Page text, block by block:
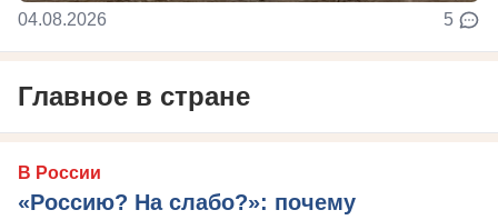
04.08.2026 5
Главное в стране
В России
«Россию? На слабо?»: почему